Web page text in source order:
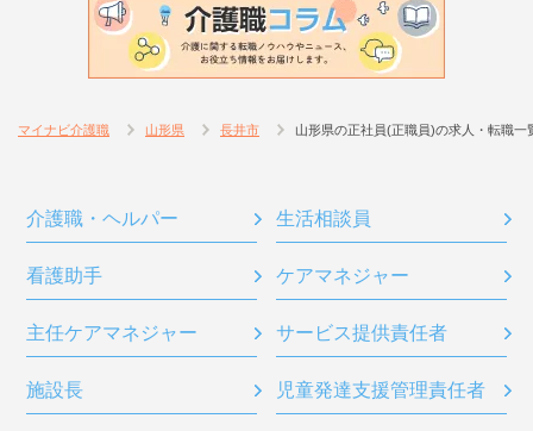
マイナビ介護職 山形県 長井市 山形県の正社員(正職員)の求人・転職一
介護職・ヘルパー 生活相談員
看護助手 ケアマネジャー
主任ケアマネジャー サービス提供責任者
施設長 児童発達支援管理責任者